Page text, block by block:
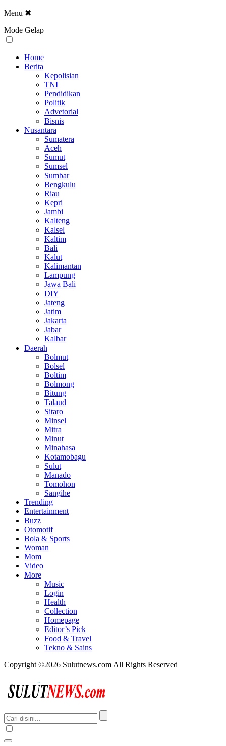
Menu ✖
Mode Gelap
Home
Berita
Kepolisian
TNI
Pendidikan
Politik
Advetorial
Bisnis
Nusantara
Sumatera
Aceh
Sumut
Sumsel
Sumbar
Bengkulu
Riau
Kepri
Jambi
Kalteng
Kalsel
Kaltim
Bali
Kalut
Kalimantan
Lampung
Jawa Bali
DIY
Jateng
Jatim
Jakarta
Jabar
Kalbar
Daerah
Bolmut
Bolsel
Boltim
Bolmong
Bitung
Talaud
Sitaro
Minsel
Mitra
Minut
Minahasa
Kotamobagu
Sulut
Manado
Tomohon
Sangihe
Trending
Entertainment
Buzz
Otomotif
Bola & Sports
Woman
Mom
Video
More
Music
Login
Health
Collection
Homepage
Editor’s Pick
Food & Travel
Tekno & Sains
Copyright ©2026 Sulutnews.com All Rights Reserved